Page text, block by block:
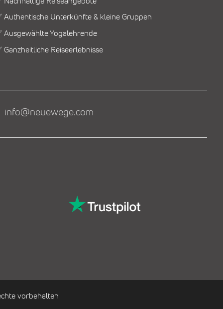
Authentische Unterkünfte & kleine Gruppen
Ausgewählte Yogalehrende
Ganzheitliche Reiseerlebnisse
info@neuewege.com
vorbehalten